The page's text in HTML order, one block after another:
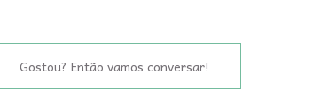
Gostou? Então vamos conversar!